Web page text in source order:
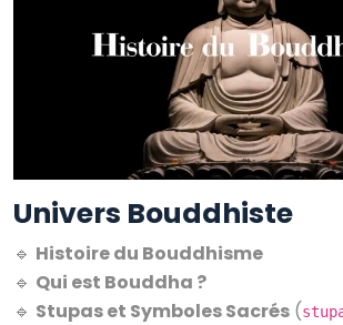
Univers Bouddhiste
🔹 Histoire du Bouddhisme
🔹 Qui est Bouddha ?
🔹 Stupas et Symboles Sacrés (